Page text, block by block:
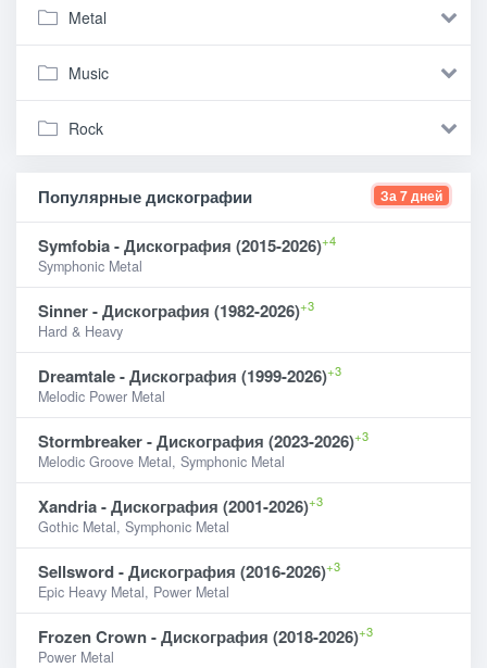
Metal
Music
Rock
Популярные дискографии За 7 дней
Symfobia - Дискография (2015-2026)+4
Symphonic Metal
Sinner - Дискография (1982-2026)+3
Hard & Heavy
Dreamtale - Дискография (1999-2026)+3
Melodic Power Metal
Stormbreaker - Дискография (2023-2026)+3
Melodic Groove Metal, Symphonic Metal
Xandria - Дискография (2001-2026)+3
Gothic Metal, Symphonic Metal
Sellsword - Дискография (2016-2026)+3
Epic Heavy Metal, Power Metal
Frozen Crown - Дискография (2018-2026)+3
Power Metal